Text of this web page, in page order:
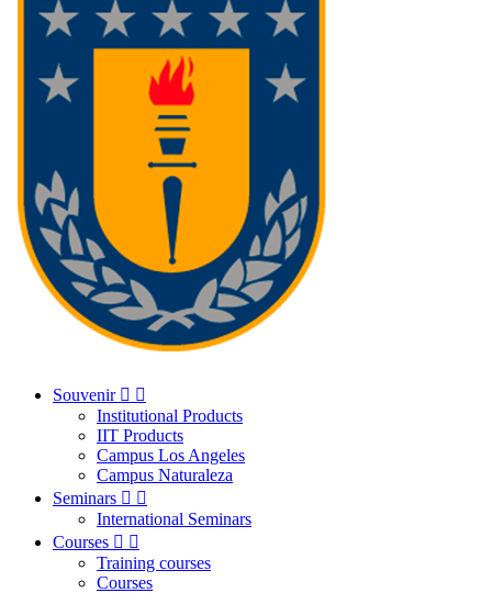
Souvenir  
Institutional Products
IIT Products
Campus Los Angeles
Campus Naturaleza
Seminars  
International Seminars
Courses  
Training courses
Courses